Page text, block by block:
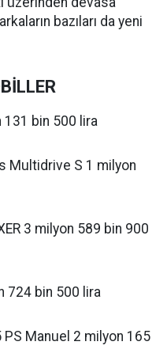
bazıları da yeni
131 bin 500 lira
Multidrive S 1 milyon
3 milyon 589 bin 900
724 bin 500 lira
Manuel 2 milyon 165